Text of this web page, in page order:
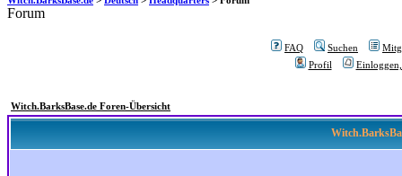
Forum
FAQ Suchen
Profil
Witch.BarksBase.de Foren-Übersicht